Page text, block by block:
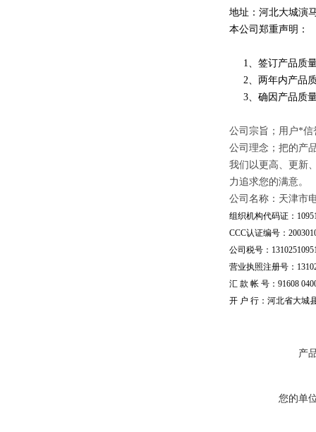
地址：河北大城演
本公司郑重声明：
1、签订产品质量
2、两年内产品质
3、确因产品质量
公司宗旨；用户*
公司理念；把的产
我们以更高、更新
力追求您的满意。
公司名称：天津市
组织机构代码证：
CCC认证编号：
公司税号：
营业执照注册号：
汇 款 帐 号：91608
开 户 行：河北省大城
产
您的单